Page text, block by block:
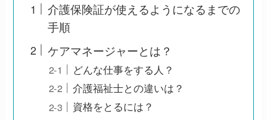
介護保険証が使えるようになるまでの
手順
ケアマネージャーとは？
どんな仕事をする人？
介護福祉士との違いは？
資格をとるには？